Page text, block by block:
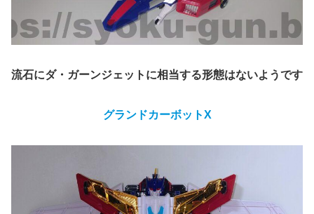
流石にダ・ガーンジェットに相当する形態はないようです
グランドカーボットX